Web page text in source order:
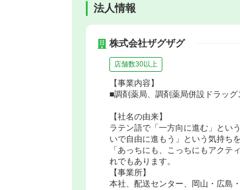
法人情報
株式会社ザグザグ
店舗数30以上
【事業内容】
■調剤薬局、調剤薬局併設ドラッ
【社名の由来】
ラテン語で「一方向に進む」とい
いで自由に進もう」という気持ち
「あっちにも、こっちにもアク
れでもあります。
【事業所】
本社、配送センター、岡山・広島